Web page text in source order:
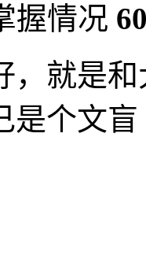
握情况
，就是
是个文盲